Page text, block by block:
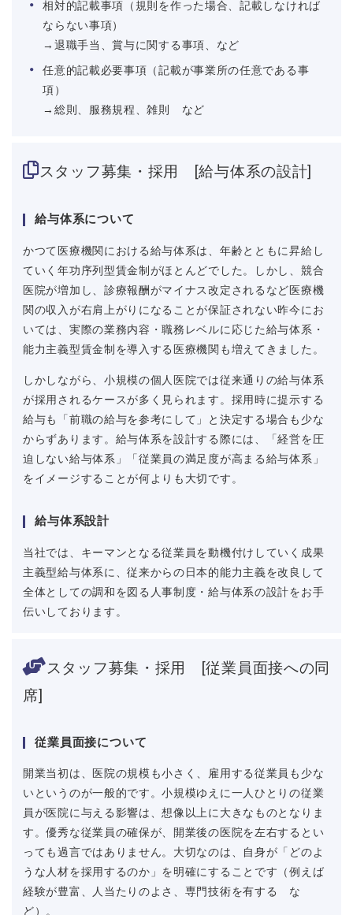
相対的記載事項（規則を作った場合、記載しなければ
ならない事項）
→退職手当、賞与に関する事項、など
任意的記載必要事項（記載が事業所の任意である事
項）
→総則、服務規程、雑則 など
スタッフ募集・採用 [給与体系の設計]
給与体系について
かつて医療機関における給与体系は、年齢とともに昇給し
ていく年功序列型賃金制がほとんどでした。しかし、競合
医院が増加し、診療報酬がマイナス改定されるなど医療機
関の収入が右肩上がりになることが保証されない昨今にお
いては、実際の業務内容・職務レベルに応じた給与体系・
能力主義型賃金制を導入する医療機関も増えてきました。
しかしながら、小規模の個人医院では従来通りの給与体系
が採用されるケースが多く見られます。採用時に提示する
給与も「前職の給与を参考にして」と決定する場合も少な
からずあります。給与体系を設計する際には、「経営を圧
迫しない給与体系」「従業員の満足度が高まる給与体系」
をイメージすることが何よりも大切です。
給与体系設計
当社では、キーマンとなる従業員を動機付けしていく成果
主義型給与体系に、従来からの日本的能力主義を改良して
全体としての調和を図る人事制度・給与体系の設計をお手
伝いしております。
スタッフ募集・採用 [従業員面接への同
席]
従業員面接について
開業当初は、医院の規模も小さく、雇用する従業員も少な
いというのが一般的です。小規模ゆえに一人ひとりの従業
員が医院に与える影響は、想像以上に大きなものとなりま
す。優秀な従業員の確保が、開業後の医院を左右するとい
っても過言ではありません。大切なのは、自身が「どのよ
うな人材を採用するのか」を明確にすることです（例えば
経験が豊富、人当たりのよさ、専門技術を有する な
ど）。